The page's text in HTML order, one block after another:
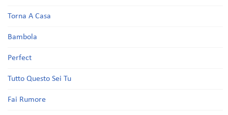
Torna A Casa
Bambola
Perfect
Tutto Questo Sei Tu
Fai Rumore